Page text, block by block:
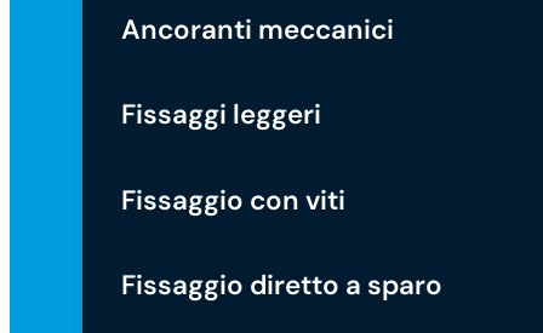
Ancoranti meccanici
Fissaggi leggeri
Fissaggio con viti
Fissaggio diretto a sparo